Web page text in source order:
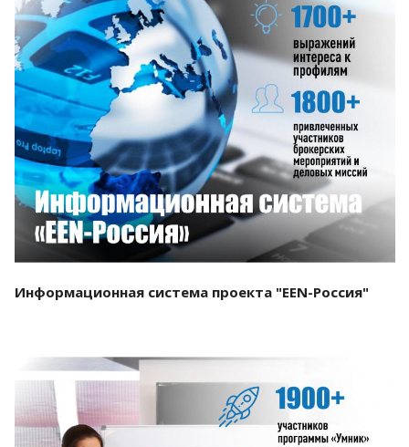
Смотреть проект
Информационная система проекта "EEN-Россия"